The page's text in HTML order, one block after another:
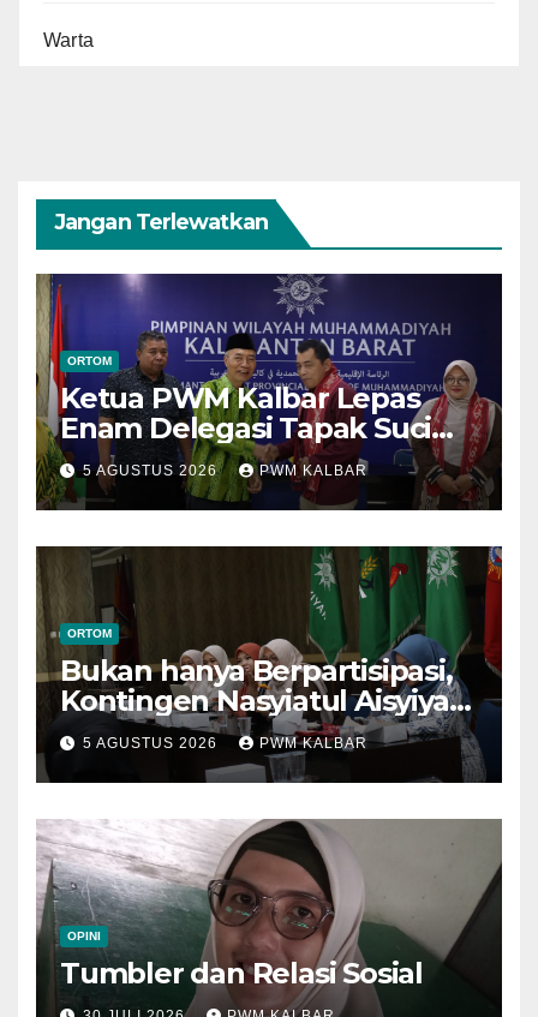
Warta
Jangan Terlewatkan
ORTOM
Ketua PWM Kalbar Lepas
Enam Delegasi Tapak Suci
Menuju Muktamar XVI di
Semarang
5 AGUSTUS 2026 PWM KALBAR
ORTOM
Bukan hanya Berpartisipasi,
Kontingen Nasyiatul Aisyiyah
Kalbar Perjuangkan Program
di Muktamar XV
5 AGUSTUS 2026 PWM KALBAR
OPINI
Tumbler dan Relasi Sosial